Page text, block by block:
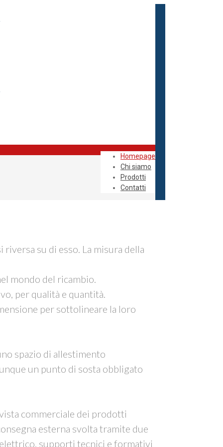
Homepage
Chi siamo
Prodotti
Contatti
su di esso. La misura della
mondo del ricambio.
per qualità e quantità.
per sottolineare la loro
spazio di allestimento
un punto di sosta obbligato
commerciale dei prodotti
esterna svolta tramite due
supporti tecnici e formativi